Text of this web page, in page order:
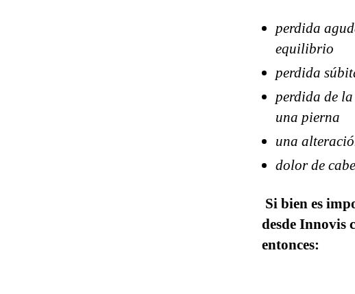
perdida
equilibrio
perdida
perdida de
una pierna
una
dolor de
Si bien es
desde Innovis
entonces: